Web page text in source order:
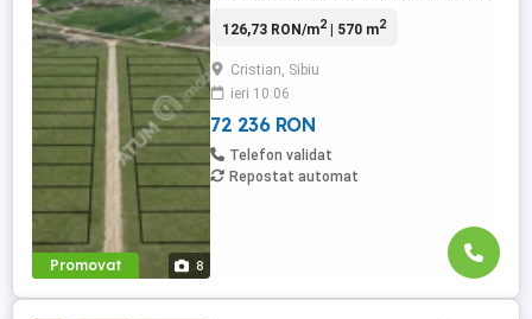
Promovat 8
si in dezvoltare. Terenul se afla la o
drumul asfaltat, cu acces facil pe un drum
pietruit si usor practicabil in orice sezon.
Proprietatea ...
126,73 RON/m2| 570 m2
Cristian, Sibiu
ieri 10:06
72 236 RON
Telefon validat
Repostat automat